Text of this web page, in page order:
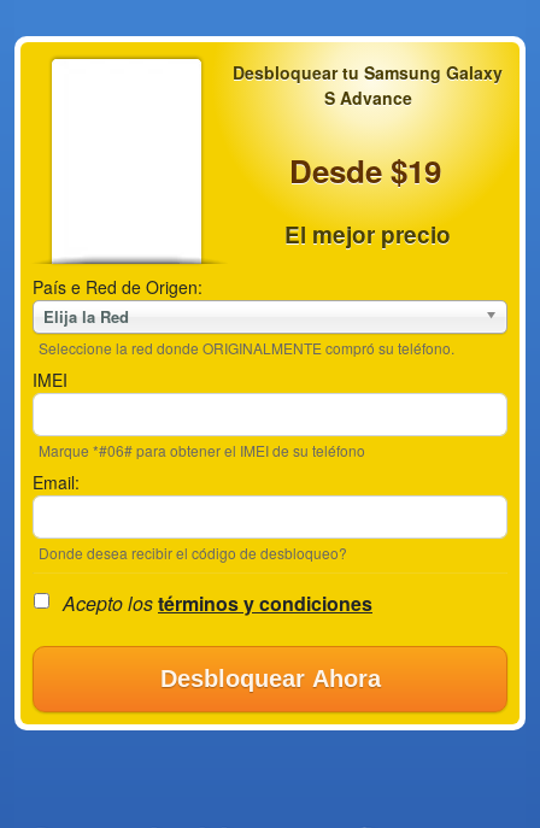
Desbloquear tu Samsung Galaxy
S Advance
Desde $19
El mejor precio
País e Red de Origen:
Elija la Red
Seleccione la red donde ORIGINALMENTE compró su teléfono.
IMEI
Marque *#06# para obtener el IMEI de su teléfono
Email:
Donde desea recibir el código de desbloqueo?
Acepto lostérminos y condiciones
Desbloquear Ahora